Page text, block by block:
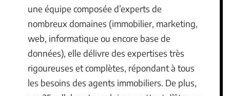
une équipe composée d’experts de
nombreux domaines (immobilier, marketing,
web, informatique ou encore base de
données), elle délivre des expertises très
rigoureuses et complètes, répondant à tous
les besoins des agents immobiliers. De plus,